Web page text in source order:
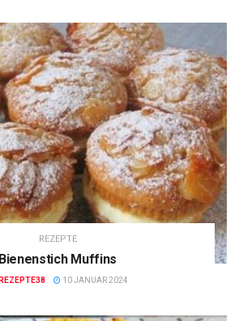
REZEPTE
Bienenstich Muffins
REZEPTE38 10 JANUAR 2024